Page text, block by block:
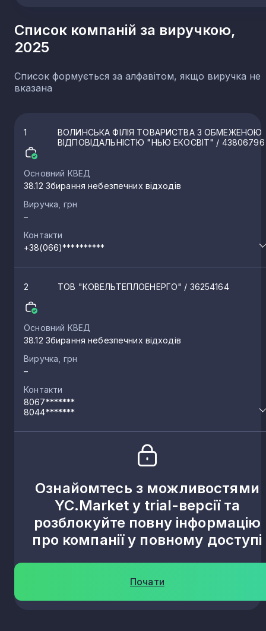
Список компаній за виручкою,
2025
Список формується за алфавітом, якщо виручка не
вказана
1
ВОЛИНСЬКА ФІЛІЯ ТОВАРИСТВА З ОБМЕЖЕНОЮ
ВІДПОВІДАЛЬНІСТЮ "НЬЮ ЕКОСВІТ" / 43806796
Основний КВЕД
38.12 Збирання небезпечних відходів
Виручка, грн
–
Контакти
+38(066)**********
2 ТОВ "КОВЕЛЬТЕПЛОЕНЕРГО" / 36254164
Основний КВЕД
38.12 Збирання небезпечних відходів
Виручка, грн
–
Контакти
8067*******
8044*******
Ознайомтесь з можливостями
YC.Market у trial-версії та
розблокуйте повну інформацію
про компанії у повному доступі
Почати